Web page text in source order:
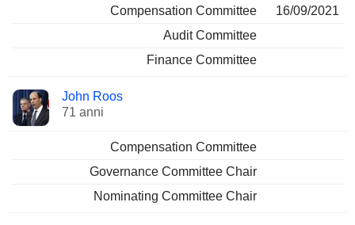
Compensation Committee
16/09/2021
Audit Committee
Finance Committee
John Roos
71 anni
Compensation Committee
Governance Committee Chair
Nominating Committee Chair